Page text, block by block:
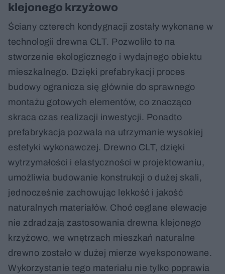
klejonego krzyżowo
Ściany czterech kondygnacji zostały wykonane w
technologii drewna CLT. Pozwoliło to na
stworzenie ekologicznego i wydajnego obiektu
mieszkalnego. Dzięki prefabrykacji proces
budowy ogranicza się głównie do sprawnego
montażu gotowych elementów, co znacząco
skraca czas realizacji inwestycji. Ponadto
prefabrykacja pozwala na utrzymanie wysokiej
estetyki wykonawczej. Drewno CLT, dzięki
wytrzymałości i elastyczności w projektowaniu,
umożliwia budowanie konstrukcji o dużej skali,
jednocześnie zachowując lekkość i jakość
naturalnych materiałów. Choć ceglane elewacje
nie zdradzają zastosowania drewna klejonego
krzyżowo, we wnętrzach mieszkań naturalne
drewno zostało w dużej mierze wyeksponowane.
Wykorzystanie tego materiału nie tylko poprawia